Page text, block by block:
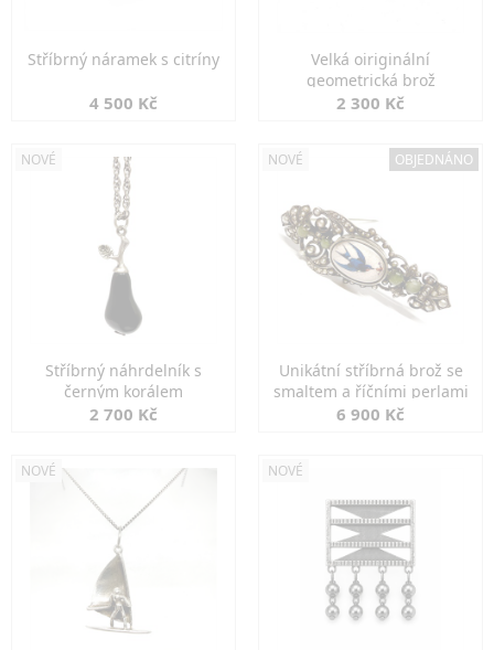
Stříbrný náramek s citríny
4 500 Kč
Velká oiriginální
geometrická brož
2 300 Kč
NOVÉ
Stříbrný náhrdelník s
černým korálem
2 700 Kč
NOVÉ OBJEDNÁNO
Unikátní stříbrná brož se
smaltem a říčními perlami
6 900 Kč
NOVÉ NOVÉ